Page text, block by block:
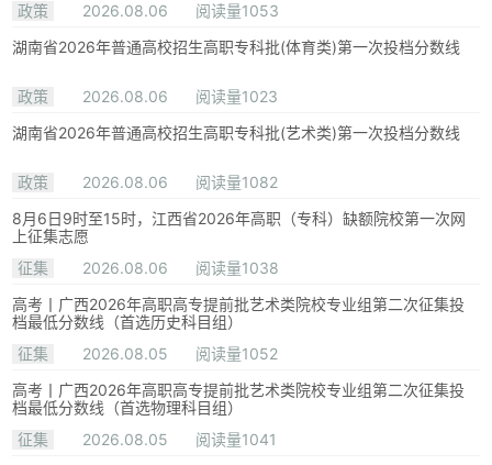
政策
2026.08.06
阅读量1053
湖南省2026年普通高校招生高职专科批(体育类)第一次投档分数线
政策 2026.08.06
阅读量1023
湖南省2026年普通高校招生高职专科批(艺术类)第一次投档分数线
政策 2026.08.06
阅读量1082
8月6日9时至15时，江西省2026年高职（专科）缺额院校第一次网
上征集志愿
征集
2026.08.06
阅读量1038
高考丨广西2026年高职高专提前批艺术类院校专业组第二次征集投
档最低分数线（首选历史科目组）
征集
2026.08.05
阅读量1052
高考丨广西2026年高职高专提前批艺术类院校专业组第二次征集投
档最低分数线（首选物理科目组）
征集
2026.08.05
阅读量1041